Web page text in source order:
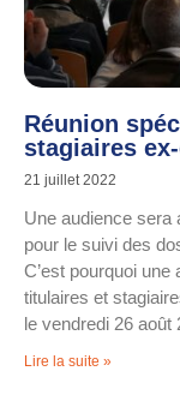
Réunion
stagiaires
21 juillet 2022
Une audience sera
pour le suivi des
C’est pourquoi
titulaires et
le vendredi 26 août
Lire la suite »